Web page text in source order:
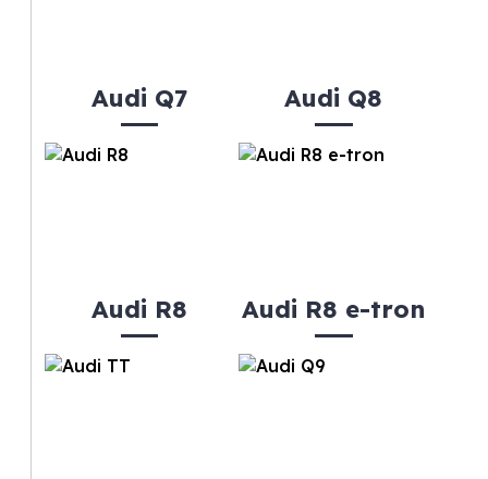
Audi Q7 Audi Q8
Audi R8 Audi R8 e-tron